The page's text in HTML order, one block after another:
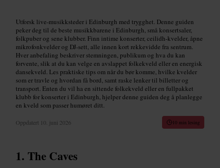
Utforsk live-musikksteder i Edinburgh med trygghet. Denne guiden
peker deg til de beste musikkbarene i Edinburgh, små konsertsaler,
folkpuber og sene klubber. Finn intime konserter, ceilidh-kvelder, åpne
mikrofonkvelder og DJ-sett, alle innen kort rekkevidde fra sentrum.
Hver anbefaling beskriver stemningen, publikum og hva du kan
forvente, slik at du kan velge en avslappet folkekveld eller en energisk
dansekveld. Les praktiske tips om når du bør komme, hvilke kvelder
som er travle og hvordan få bord, samt raske lenker til billetter og
transport. Enten du vil ha en sittende folkekveld eller en fullpakket
klubb for konserter i Edinburgh, hjelper denne guiden deg å planlegge
en kveld som passer humøret ditt.
Oppdatert 10. juni 2026 10 min lesing
The Caves